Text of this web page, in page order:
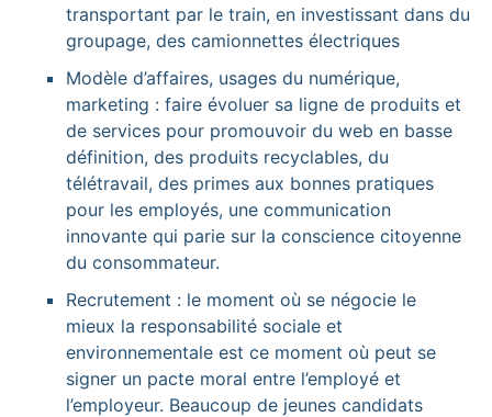
transportant par le train, en investissant dans du
groupage, des camionnettes électriques
Modèle d’affaires, usages du numérique,
marketing : faire évoluer sa ligne de produits et
de services pour promouvoir du web en basse
définition, des produits recyclables, du
télétravail, des primes aux bonnes pratiques
pour les employés, une communication
innovante qui parie sur la conscience citoyenne
du consommateur.
Recrutement : le moment où se négocie le
mieux la responsabilité sociale et
environnementale est ce moment où peut se
signer un pacte moral entre l’employé et
l’employeur. Beaucoup de jeunes candidats